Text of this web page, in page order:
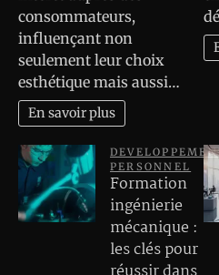
consommateurs,
influençant non
seulement leur choix
esthétique mais aussi…
En savoir plus
PERSONNEL
Formation
ingénierie
mécanique :
les clés pour